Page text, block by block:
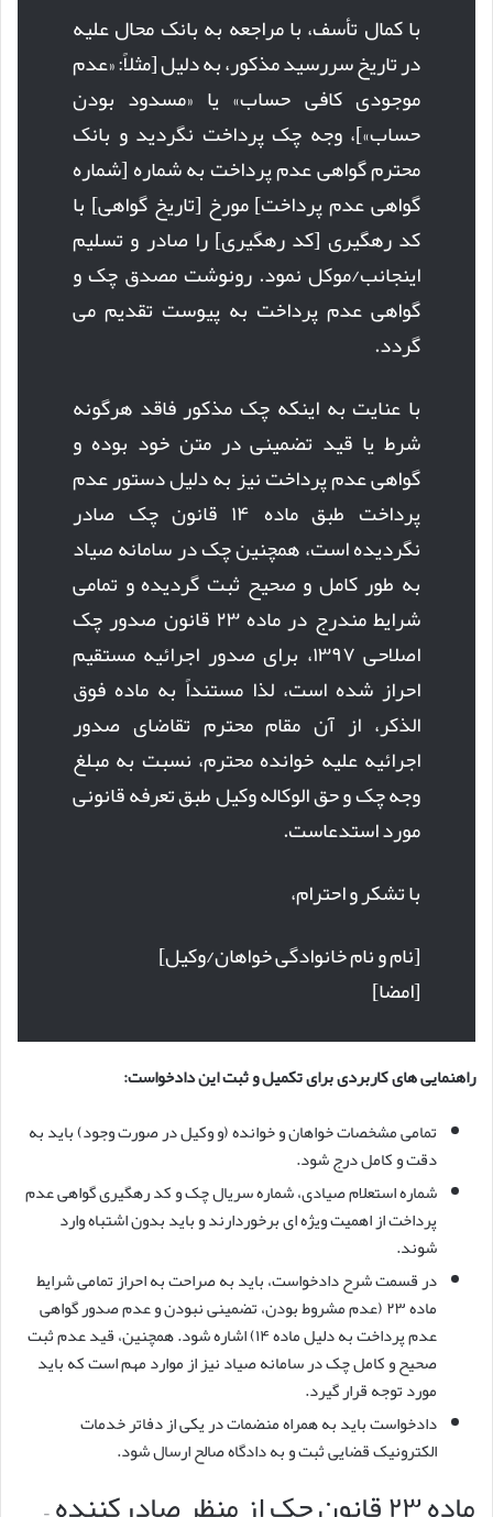
با کمال تأسف، با مراجعه به بانک محال علیه
در تاریخ سررسید مذکور، به دلیل [مثلاً: «عدم
موجودی کافی حساب» یا «مسدود بودن
حساب»]، وجه چک پرداخت نگردید و بانک
محترم گواهی عدم پرداخت به شماره [شماره
گواهی عدم پرداخت] مورخ [تاریخ گواهی] با
کد رهگیری [کد رهگیری] را صادر و تسلیم
اینجانب/موکل نمود. رونوشت مصدق چک و
گواهی عدم پرداخت به پیوست تقدیم می
گردد.
با عنایت به اینکه چک مذکور فاقد هرگونه
شرط یا قید تضمینی در متن خود بوده و
گواهی عدم پرداخت نیز به دلیل دستور عدم
پرداخت طبق ماده ۱۴ قانون چک صادر
نگردیده است، همچنین چک در سامانه صیاد
به طور کامل و صحیح ثبت گردیده و تمامی
شرایط مندرج در ماده ۲۳ قانون صدور چک
اصلاحی ۱۳۹۷، برای صدور اجرائیه مستقیم
احراز شده است، لذا مستنداً به ماده فوق
الذکر، از آن مقام محترم تقاضای صدور
اجرائیه علیه خوانده محترم، نسبت به مبلغ
وجه چک و حق الوکاله وکیل طبق تعرفه قانونی
مورد استدعاست.
با تشکر و احترام،
[نام و نام خانوادگی خواهان/وکیل]
[امضا]
راهنمایی های کاربردی برای تکمیل و ثبت این دادخواست:
تمامی مشخصات خواهان و خوانده (و وکیل در صورت وجود) باید به
دقت و کامل درج شود.
شماره استعلام صیادی، شماره سریال چک و کد رهگیری گواهی عدم
پرداخت از اهمیت ویژه ای برخوردارند و باید بدون اشتباه وارد
شوند.
در قسمت شرح دادخواست، باید به صراحت به احراز تمامی شرایط
ماده ۲۳ (عدم مشروط بودن، تضمینی نبودن و عدم صدور گواهی
عدم پرداخت به دلیل ماده ۱۴) اشاره شود. همچنین، قید عدم ثبت
صحیح و کامل چک در سامانه صیاد نیز از موارد مهم است که باید
مورد توجه قرار گیرد.
دادخواست باید به همراه منضمات در یکی از دفاتر خدمات
الکترونیک قضایی ثبت و به دادگاه صالح ارسال شود.